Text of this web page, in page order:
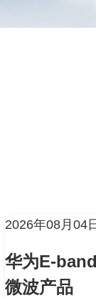
2026年08月04
华为E-
微波产品